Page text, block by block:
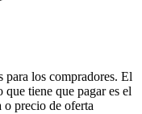
para los compradores. El
tiene que pagar es el
o precio de oferta